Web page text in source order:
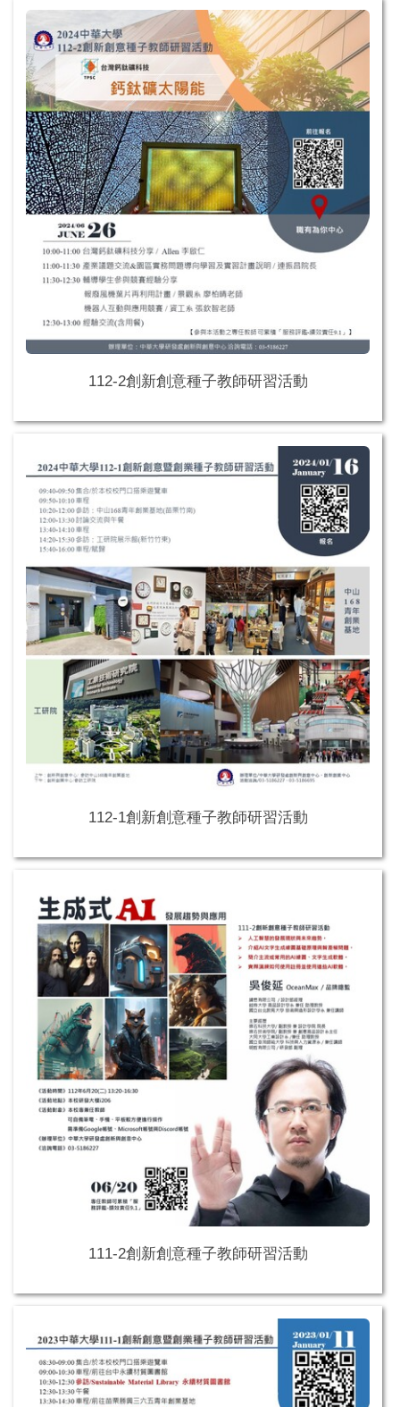
112-2創新創意種子教師研習活動
112-1創新創意種子教師研習活動
111-2創新創意種子教師研習活動